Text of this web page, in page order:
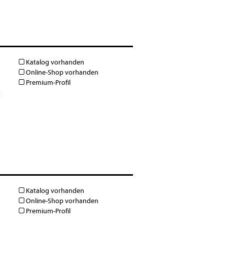
Katalog vorhanden
Online-Shop vorhanden
Premium-Profil
Katalog vorhanden
Online-Shop vorhanden
Premium-Profil